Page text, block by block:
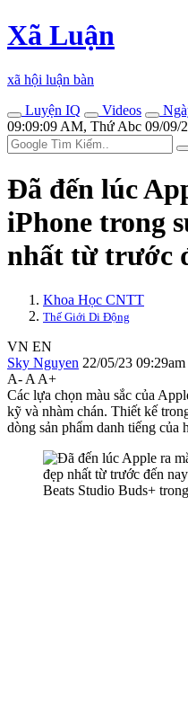
Xã Luận
xã hội luận bàn
Luyện IQ
Videos
09:09:09 AM, Thứ Abc 09/09/
Đã đến lúc
iPhone trong
nhất từ trước
Khoa Học CNTT
Thế Giới Di Động
VN EN
Sky Nguyen 22/05/23 09:29am
A- A A+
Các lựa chọn màu sắc của
kỹ và nhàm chán. Thiết kế
dòng sản phẩm danh tiếng của
Beats Studio Buds+